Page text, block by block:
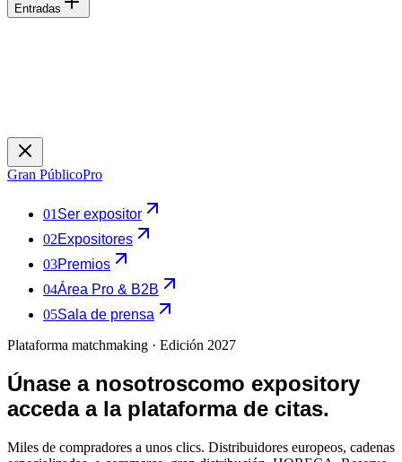
Entradas
Gran PúblicoPro
01Ser expositor
02Expositores
03Premios
04Área Pro & B2B
05Sala de prensa
Plataforma matchmaking · Edición 2027
Únase a nosotroscomo expository
acceda a la plataforma de citas.
Miles de compradores a unos clics. Distribuidores europeos, cadenas